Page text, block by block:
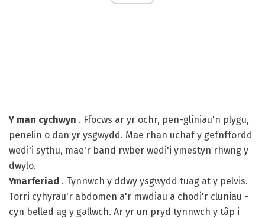
Y man cychwyn . Ffocws ar yr ochr, pen-gliniau'n plygu,
penelin o dan yr ysgwydd. Mae rhan uchaf y gefnffordd
wedi'i sythu, mae'r band rwber wedi'i ymestyn rhwng y
dwylo.
Ymarferiad . Tynnwch y ddwy ysgwydd tuag at y pelvis.
Torri cyhyrau'r abdomen a'r mwdiau a chodi'r cluniau -
cyn belled ag y gallwch. Ar yr un pryd tynnwch y tâp i